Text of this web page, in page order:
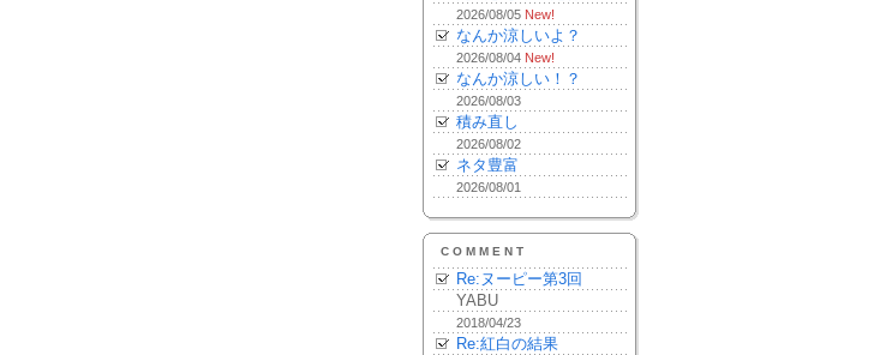
2026/08/05 New!
なんか涼しいよ？
2026/08/04 New!
なんか涼しい！？
2026/08/03
積み直し
2026/08/02
ネタ豊富
2026/08/01
COMMENT
Re:ヌーピー第3回
YABU
2018/04/23
Re:紅白の結果